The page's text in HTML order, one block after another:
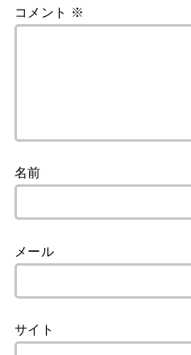
コメント ※
名前
メール
サイト